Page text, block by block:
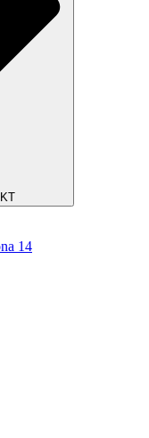
14